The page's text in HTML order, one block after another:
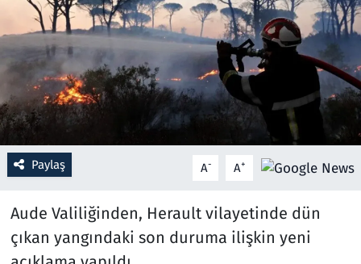
Paylaş A- A+
Aude Valiliğinden, Herault vilayetinde dün
çıkan yangındaki son duruma ilişkin yeni
Resmi İlanlar
Rüya Tabirleri
Sağlık
Savunma Sanayi
Spor